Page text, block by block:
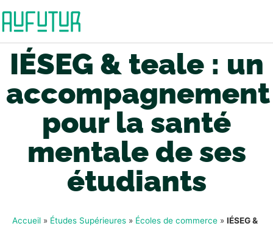
IÉSEG & teale : un
accompagnement
pour la santé
mentale de ses
étudiants
Accueil » Études Supérieures » Écoles de commerce » IÉSEG &